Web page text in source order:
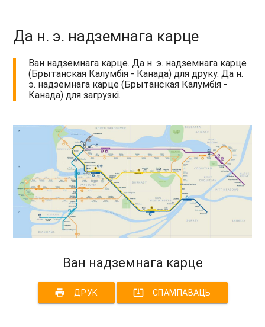
Да н. э. надземнага карце
Ван надземнага карце. Да н. э. надземнага карце
(Брытанская Калумбія - Канада) для друку. Да н.
э. надземнага карце (Брытанская Калумбія -
Канада) для загрузкі.
Ван надземнага карце
print ДРУК system_update_alt СПАМПАВАЦЬ